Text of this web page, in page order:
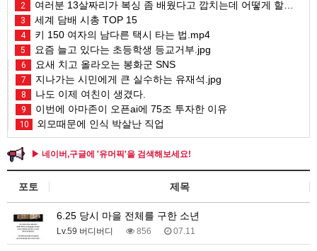
2 여러분 13살짜리가 복싱 좀 배웠다고 깝치는데 어떻게 할까요?
3 세계 담배 시총 TOP 15
4 키 150 여자의 남다른 택시 타는 법.mp4
5 요즘 늘고 있다는 초등학생 등교거부.jpg
6 요새 치고 올라오는 봉화군 SNS
7 지나가는 시민에게 큰 실수하는 유재석.jpg
8 나도 이제 여친이 생겼다.
9 이번에 아마존이 오픈ai에 75조 투자한 이유
10 외모때문에 인식 박살난 직업
▶ 네이버,구글에 '유머픽'을 검색해보세요!
포토 제목
6.25 당시 마을 전체를 구한 소년
Lv.59 버디버디 856 07.11